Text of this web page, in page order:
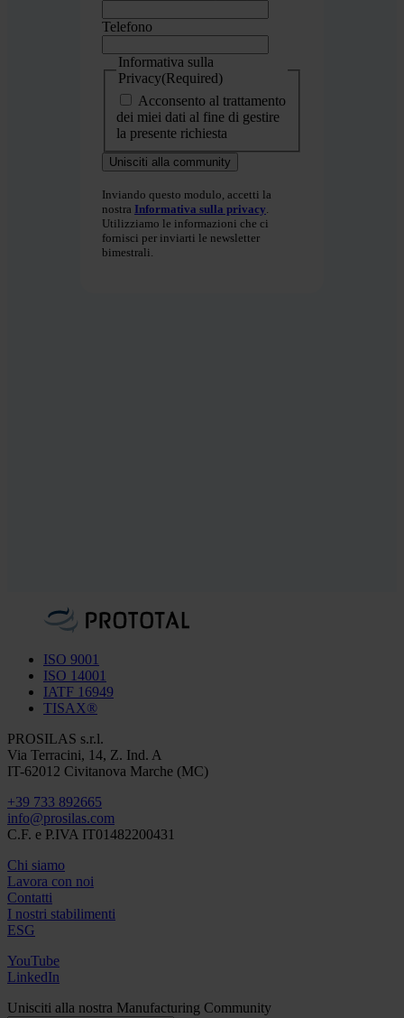
Telefono
Informativa sulla
Privacy(Required)
Acconsento al trattamento
dei miei dati al fine di gestire
la presente richiesta
Inviando questo modulo, accetti la
nostra Informativa sulla privacy.
Utilizziamo le informazioni che ci
fornisci per inviarti le newsletter
bimestrali.
ISO 9001
ISO 14001
IATF 16949
TISAX®
PROSILAS s.r.l.
Via Terracini, 14, Z. Ind. A
IT-62012 Civitanova Marche (MC)
+39 733 892665
info@prosilas.com
C.F. e P.IVA IT01482200431
Chi siamo
Lavora con noi
Contatti
I nostri stabilimenti
ESG
YouTube
LinkedIn
Unisciti alla nostra Manufacturing Community